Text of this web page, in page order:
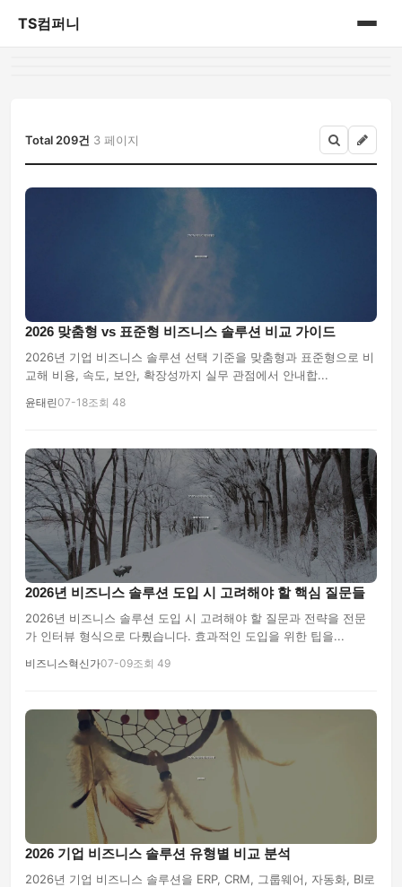
TS컴퍼니
Total 209건 3 페이지
2026 맞춤형 vs 표준형 비즈니스 솔루션 비교 가이드
2026년 기업 비즈니스 솔루션 선택 기준을 맞춤형과 표준형으로 비
교해 비용, 속도, 보안, 확장성까지 실무 관점에서 안내합...
윤태린07-18조회 48
2026년 비즈니스 솔루션 도입 시 고려해야 할 핵심 질문들
2026년 비즈니스 솔루션 도입 시 고려해야 할 질문과 전략을 전문
가 인터뷰 형식으로 다뤘습니다. 효과적인 도입을 위한 팁을...
비즈니스혁신가07-09조회 49
2026 기업 비즈니스 솔루션 유형별 비교 분석
2026년 기업 비즈니스 솔루션을 ERP, CRM, 그룹웨어, 자동화, BI로